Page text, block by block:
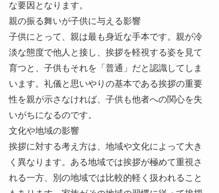
な要因となります。
親の振る舞いが子供に与える影響
子供にとって、親は最も身近な手本です。親が冷
淡な態度で他人と接し、挨拶を軽視する姿を見て
育つと、子供もそれを「普通」だと認識してしま
います。礼儀と思いやりの基本である挨拶の重要
性を親が示さなければ、子供も他者への関心を失
いがちになるのです。
文化や地域の影響
挨拶に対する考え方は、地域や文化によって大き
く異なります。ある地域では挨拶が極めて重視さ
れる一方、別の地域では比較的軽く扱われること